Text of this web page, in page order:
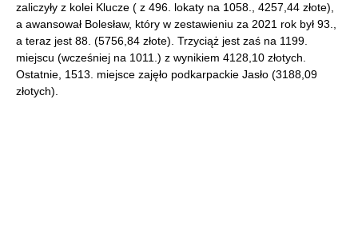
zaliczyły z kolei Klucze ( z 496. lokaty na 1058., 4257,44 złote),
a awansował Bolesław, który w zestawieniu za 2021 rok był 93.,
a teraz jest 88. (5756,84 złote). Trzyciąż jest zaś na 1199.
miejscu (wcześniej na 1011.) z wynikiem 4128,10 złotych.
Ostatnie, 1513. miejsce zajęło podkarpackie Jasło (3188,09
złotych).